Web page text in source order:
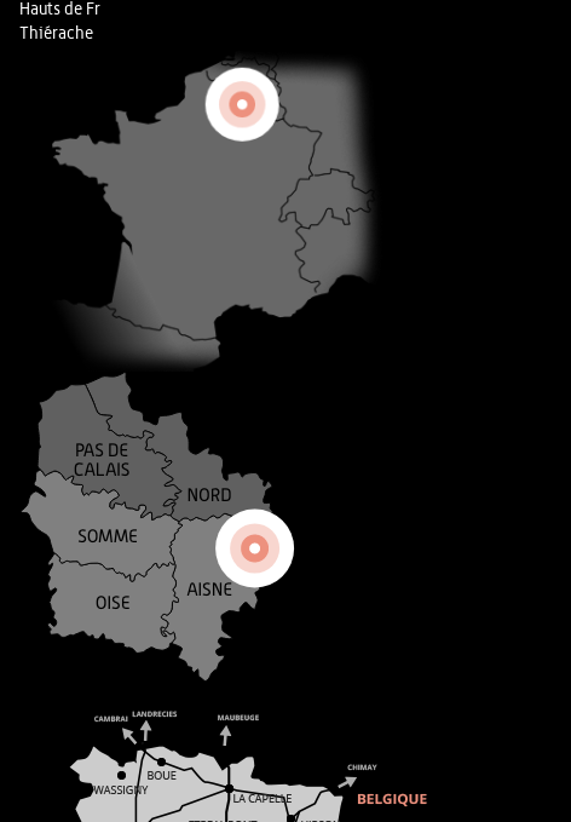
Hauts de Fr
Thiérache